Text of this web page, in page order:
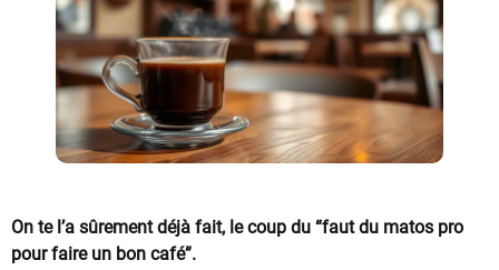
On te l’a sûrement déjà fait, le coup du “faut du matos pro
pour faire un bon café”.